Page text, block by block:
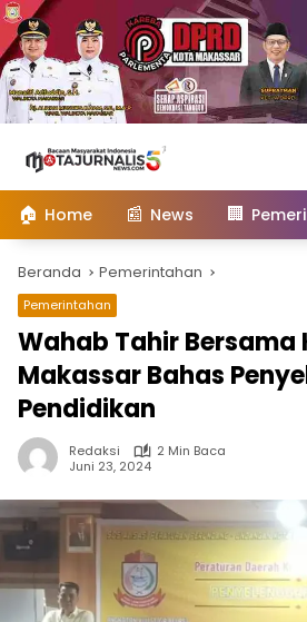
konten
🏠 Home 📰 News 🏢
Beranda Pemerintahan
Pemerintahan
Wahab Tahir Bersama
Makassar Bahas
Pendidikan
Redaksi
2 Min Baca
Juni 23, 2024